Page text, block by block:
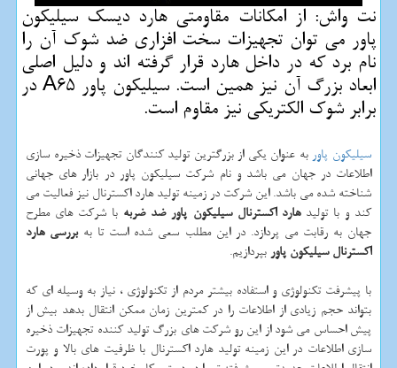
نت واش: از امكانات مقاومتی هارد دیسك سیلیكون
پاور می توان تجهیزات سخت افزاری ضد شوك آن را
نام برد كه در داخل هارد قرار گرفته اند و دلیل اصلی
ابعاد بزرگ آن نیز همین است. سیلیكون پاور A65 در
برابر شوك الكتریكی نیز مقاوم است.
سیلیکون پاور به عنوان یکی از بزرگترین تولید کنندگان تجهیزات ذخیره سازی
اطلاعات در جهان می باشد و نام شرکت سیلیکون پاور در بازار های جهانی
شناخته شده می باشد. این شرکت در زمینه تولید هارد اکسترنال نیز فعالیت می
کند و با تولیدهارد اکسترنال سیلیکون پاور ضد ضربه با شرکت های مطرح
جهان به رقابت می پردازد. در این مطلب سعی شده است تا بهبررسی هارد
اکسترنال سیلیکون پاوربپردازیم.
با پیشرفت تکنولوژی و استفاده بیشتر مردم از تکنولوژی ، نیاز به وسیله ای که
بتواند حجم زیادی از اطلاعات را در کمترین زمان ممکن انتقال بدهد بیش از
پیش احساس می شود از این رو شرکت های بزرگ تولید کننده تجهیزات ذخیره
سازی اطلاعات در این زمینه تولید هارد اکسترنال با ظرفیت های بالا و پورت